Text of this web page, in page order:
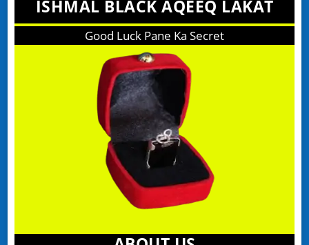
ISHMAL BLACK AQEEQ LAKAT
Good Luck Pane Ka Secret